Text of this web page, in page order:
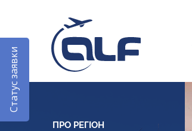
Статус заявки
ПРО РЕГІОН